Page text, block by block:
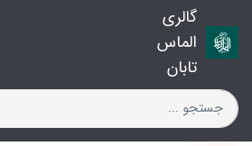
گالری
الماس
تابان